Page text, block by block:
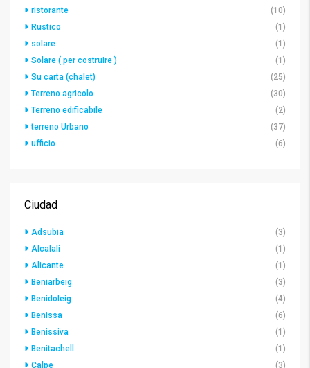
ristorante
(10)
Rustico
(1)
solare
(1)
Solare ( per costruire )
(1)
Su carta (chalet)
(25)
Terreno agricolo
(30)
Terreno edificabile
(2)
terreno Urbano
(37)
ufficio
(6)
Ciudad
Adsubia
(3)
Alcalalí
(1)
Alicante
(1)
Beniarbeig
(3)
Benidoleig
(4)
Benissa
(6)
Benissiva
(1)
Benitachell
(1)
Calpe
(3)